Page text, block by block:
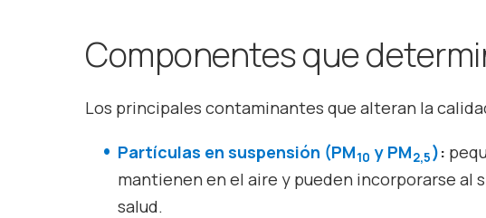
Componentes que
Los principales contaminantes que alteran la
Partículas en suspensión (PM10 y PM2,5):
mantienen en el aire y pueden incorporarse
salud.